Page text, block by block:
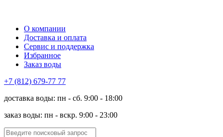
О компании
Доставка и оплата
Сервис и поддержка
Избранное
Заказ воды
+7 (812) 679-77 77
доставка воды: пн - сб. 9:00 - 18:00
заказ воды: пн - вскр. 9:00 - 23:00